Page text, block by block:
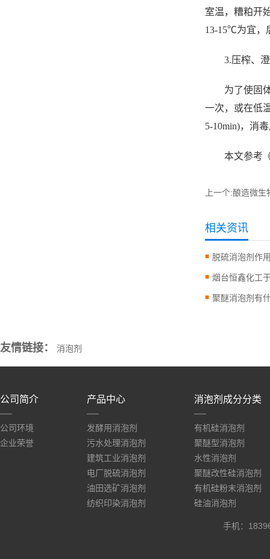
室温，糟粕开
13-15℃为宜，
3.压榨、
为了使固
一次，或在低
5-10min)，消
本文参考
上一个:酿造微生
相关资讯
脱硫消泡剂作
聚醚消泡剂有
友情链接： 消泡剂
公司简介
公司环境
企业荣誉
产品中心
发酵用消泡剂
污水处理消泡剂
建筑工业消泡剂
电厂脱硫消泡剂
油田选矿消泡剂
纺织印染消泡剂
消泡剂成分分类
有机硅消泡剂
聚醚型消泡剂
水性消泡剂
聚醚改性硅消泡剂
有机硅粉末消泡剂
硅油消泡剂
手机：